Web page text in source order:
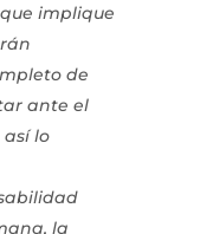
implique
de
ante el
lo
la